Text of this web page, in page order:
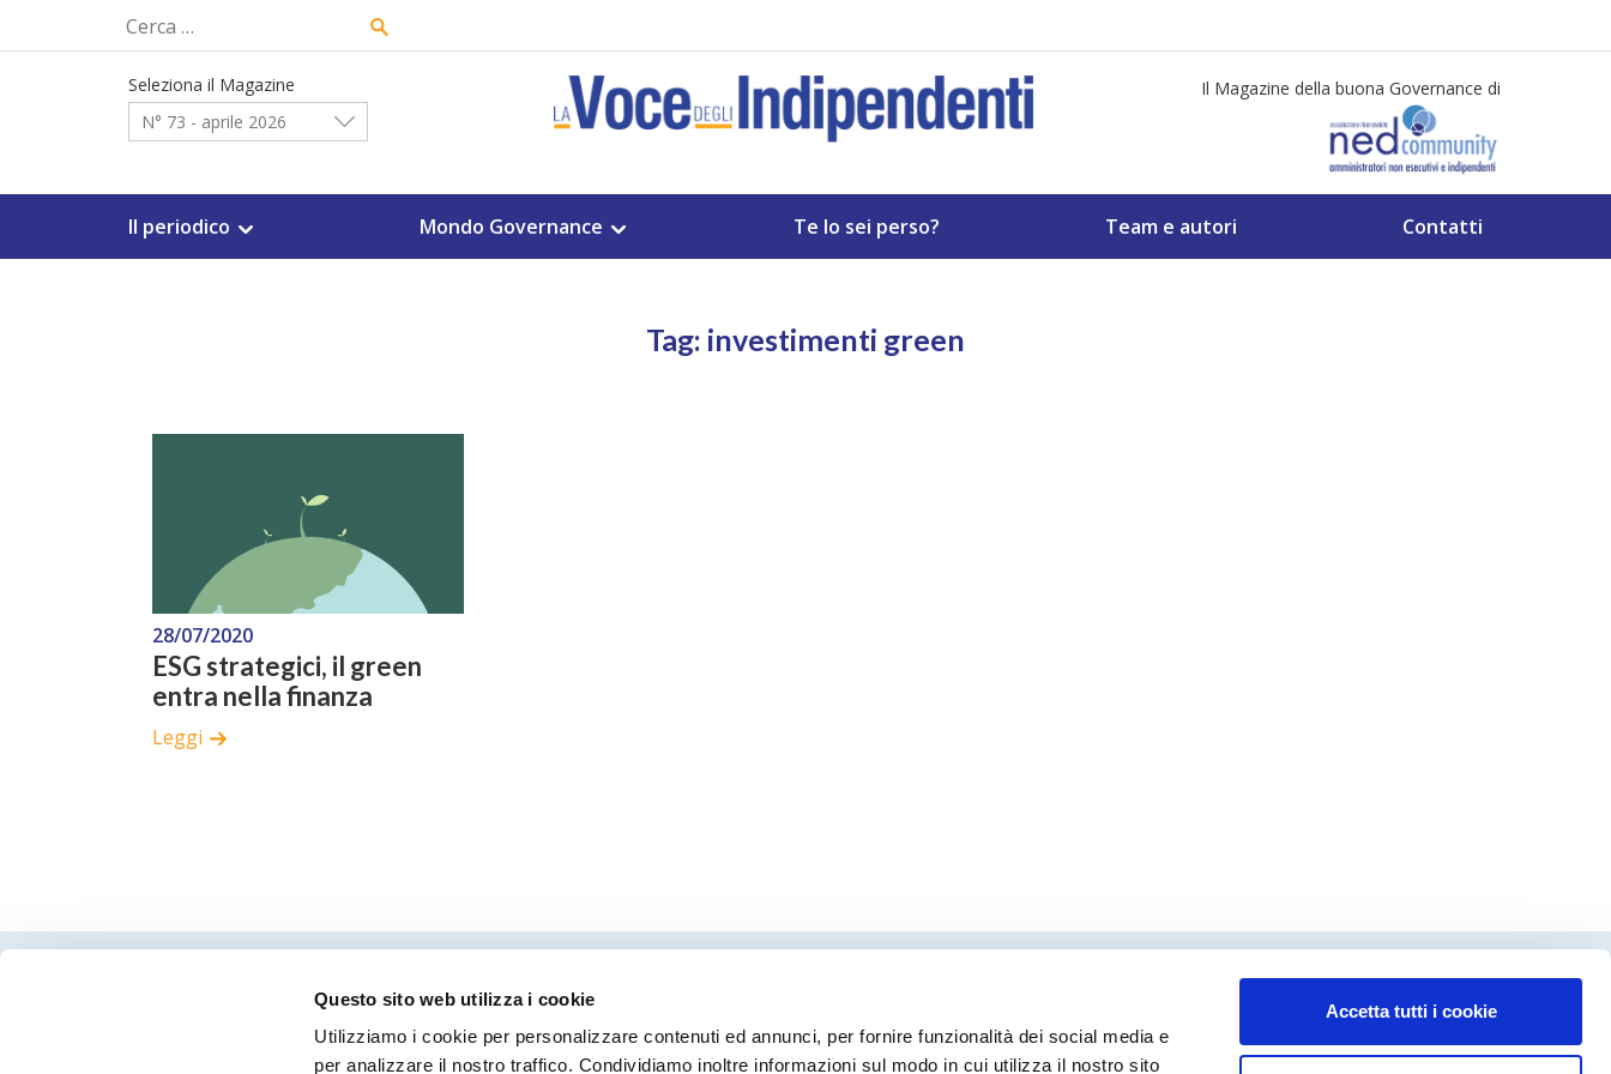
Questo sito web utilizza i cookie
Utilizziamo i cookie per personalizzare contenuti ed annunci, per fornire funzionalità dei social media e
per analizzare il nostro traffico. Condividiamo inoltre informazioni sul modo in cui utilizza il nostro sito
Accetta tutti i cookie
Ricerca
per:
Seleziona il Magazine
N° 73 - aprile 2026
Il Magazine della buona Governance di
Il periodico Mondo Governance Te lo sei perso? Team e autori Contatti
Tag: investimenti green
28/07/2020
ESG strategici, il green
entra nella finanza
Leggi
Direttore responsabile
Stefano Modena
Coordinamento editoriale
Monica Fanecco